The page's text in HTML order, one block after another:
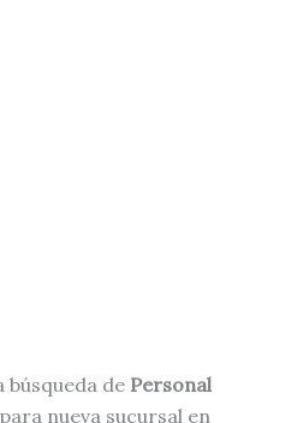
de Personal
para nueva sucursal en